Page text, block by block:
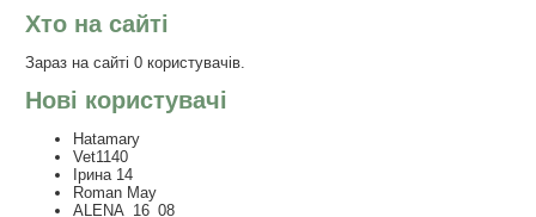
Хто на сайті
Зараз на сайті 0 користувачів.
Нові користувачі
Hatamary
Vet1140
Ірина 14
Roman May
ALENA_16_08